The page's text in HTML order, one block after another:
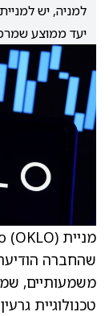
יעד ממוצע שמרמז
מניית Oklo (OKLO)
שהחברה הודיעה
משמעותיים,
טכנולוגיית